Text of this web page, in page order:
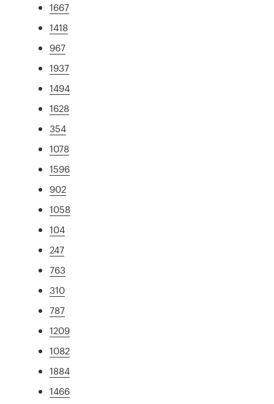
1667
1418
967
1937
1494
1628
354
1078
1596
902
1058
104
247
763
310
787
1209
1082
1884
1466